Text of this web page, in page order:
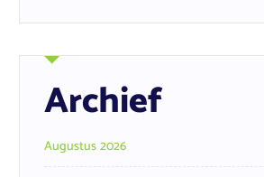
Archief
Augustus 2026